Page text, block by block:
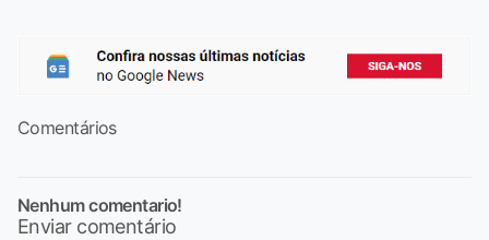
Comentários
Nenhum comentario!
Enviar comentário